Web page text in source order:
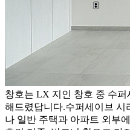
창호는 LX 지인 창호 중 수
해드렸답니다.수퍼세이브 시
나 일반 주택과 아파트 외부